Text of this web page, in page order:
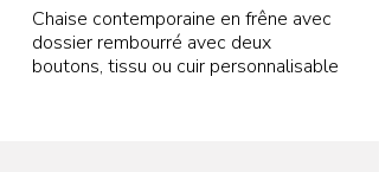
Chaise contemporaine en frêne avec
dossier rembourré avec deux
boutons, tissu ou cuir personnalisable